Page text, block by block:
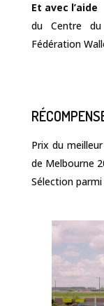
Et avec l’aide
du Centre
Fédération
Prix du
de Melbourne
Sélection